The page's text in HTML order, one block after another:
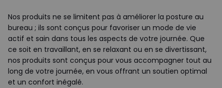
Nos produits ne se limitent pas à améliorer la posture au
bureau ; ils sont conçus pour favoriser un mode de vie
actif et sain dans tous les aspects de votre journée. Que
ce soit en travaillant, en se relaxant ou en se divertissant,
nos produits sont conçus pour vous accompagner tout au
long de votre journée, en vous offrant un soutien optimal
et un confort inégalé.